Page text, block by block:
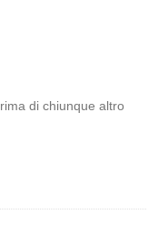
di chiunque altro